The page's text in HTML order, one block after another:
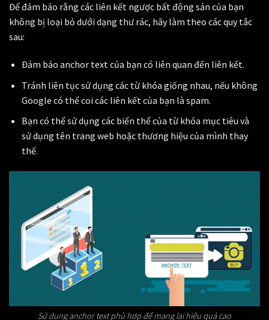
Để đảm bảo rằng các liên kết ngược bất động sản của bạn
không bị loại bỏ dưới dạng thư rác, hãy làm theo các quy tắc
sau:
Đảm bảo anchor text của bạn có liên quan đến liên kết.
Tránh liên tục sử dụng các từ khóa giống nhau, nếu không
Google có thể coi các liên kết của bạn là spam.
Bạn có thể sử dụng các biến thể của từ khóa mục tiêu và
sử dụng tên trang web hoặc thương hiệu của mình thay
thế.
Sử dụng anchor text phù hợp để mang lại hiệu quả cao